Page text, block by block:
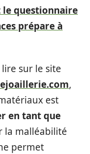
le questionnaire
prépare à
sur le site
,
est
en tant que
la malléabilité
permet